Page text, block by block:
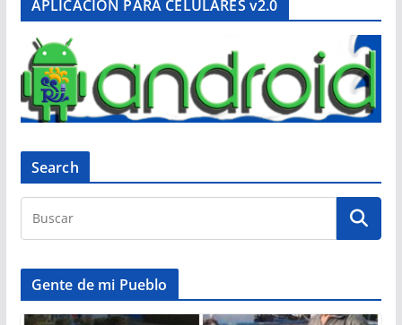
APLICACIÓN PARA CELULARES v2.0
Search
Gente de mi Pueblo